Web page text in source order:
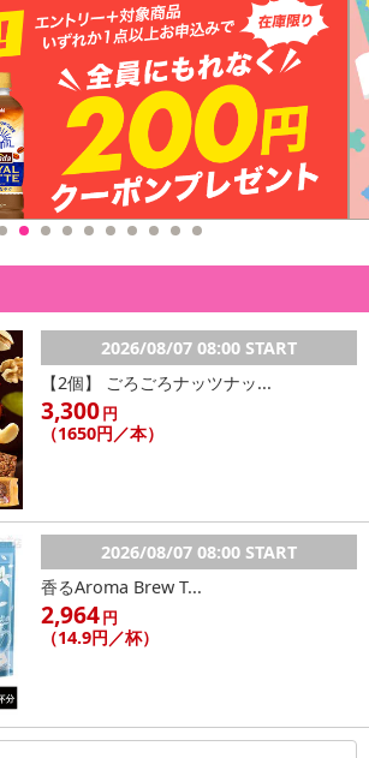
こちらの情報は2026年07月09日時点での情報となります。
2026/08/07 08:00 START
【2個】 ごろごろナッツナッ...
3,300円
（1650円／本）
2026/08/07 08:00 START
香るAroma Brew T...
2,964円
（14.9円／杯）